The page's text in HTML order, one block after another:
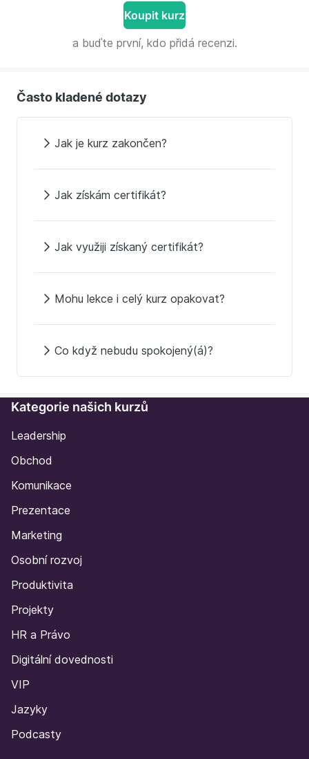
Koupit kurz
a buďte první, kdo přidá recenzi.
Často kladené dotazy
Jak je kurz zakončen?
Jak získám certifikát?
Jak využiji získaný certifikát?
Mohu lekce i celý kurz opakovat?
Co když nebudu spokojený(á)?
Kategorie našich kurzů
Leadership
Obchod
Komunikace
Prezentace
Marketing
Osobní rozvoj
Produktivita
Projekty
HR a Právo
Digitální dovednosti
VIP
Jazyky
Podcasty